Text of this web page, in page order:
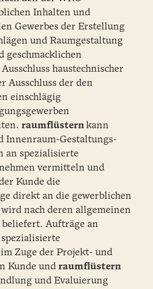
Inhalten und
Gewerbes der Erstellung
und Raumgestaltung
geschmacklichen
haustechnischer
Ausschluss der den
einschlägig
raumflüsternkann
Innenraum-Gestaltungs-
an spezialisierte
vermitteln und
Kunde die
direkt an die gewerblichen
nach deren allgemeinen
beliefert. Aufträge an
Zuge der Projekt- und
Kunde und raumflüstern
und Evaluierung